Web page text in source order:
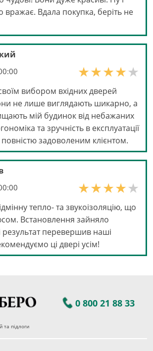
вражає. Вдала покупка, беріть не
вибором вхідних дверей
не лише виглядають шикарно, а
мій будинок від небажаних
та зручність в експлуатації
задоволеним клієнтом.
тепло- та звукоізоляцію, що
Встановлення зайняло
результат перевершив наші
ці двері усім!
0 800 21 88 33
та підлоги